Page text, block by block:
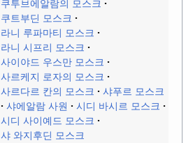
쿠투브에알람의 모스크
쿠트부딘 모스크
라니 루파마티 모스크
라니 시프리 모스크
사이야드 우스만 모스크
사르케지 로자의 모스크
사르다르 칸의 모스크
샤푸르 모스크
샤에알람 사원
시디 바시르 모스크
시디 사이예드 모스크
샤 와지후딘 모스크